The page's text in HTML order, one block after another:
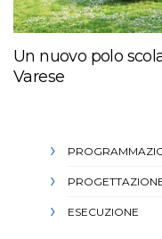
Un nuovo polo
Varese
ESECUZIONE